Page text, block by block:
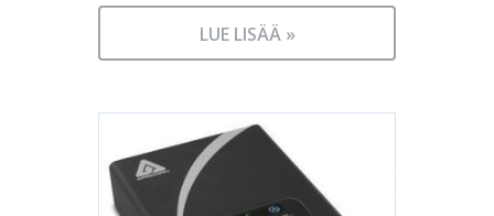
LUE LISÄÄ »